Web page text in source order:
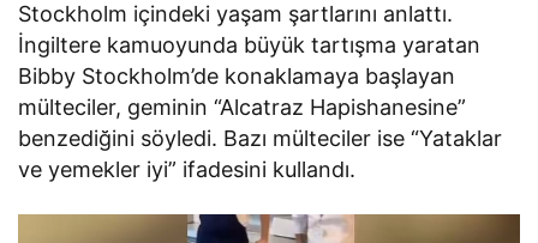
Stockholm içindeki yaşam şartlarını anlattı.
İngiltere kamuoyunda büyük tartışma yaratan
Bibby Stockholm’de konaklamaya başlayan
mülteciler, geminin “Alcatraz Hapishanesine”
benzediğini söyledi. Bazı mülteciler ise “Yataklar
ve yemekler iyi” ifadesini kullandı.